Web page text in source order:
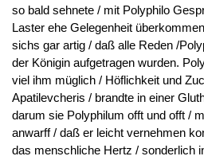
so bald sehnete / mit Polyphilo
Laster ehe Gelegenheit
sichs gar artig / daß alle Reden /
der Königin aufgetragen wurden.
viel ihm müglich / Höflichkeit und
Apatilevcheris / brandte in einer
darum sie Polyphilum offt und offt /
anwarff / daß er leicht vernehmen
das menschliche Hertz / sonderlich